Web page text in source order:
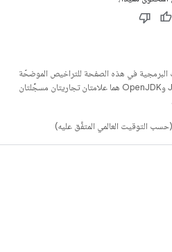
البرمجية في هذه الصفحة للتراخيص الموضحّة
. إنّ Java وOpenJDK هما علامتان تجاريتان مسجَّلتان